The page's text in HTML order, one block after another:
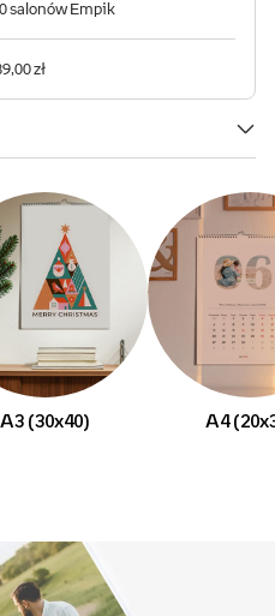
A3 (30x40) A4